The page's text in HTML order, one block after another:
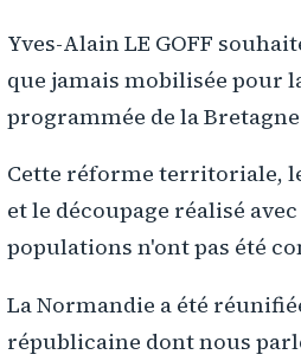
Yves-Alain LE GOFF
que jamais mobilisée pour
programmée de la
Cette réforme territoriale,
et le découpage réalisé
populations n'ont pas été
La Normandie a été
républicaine dont nous